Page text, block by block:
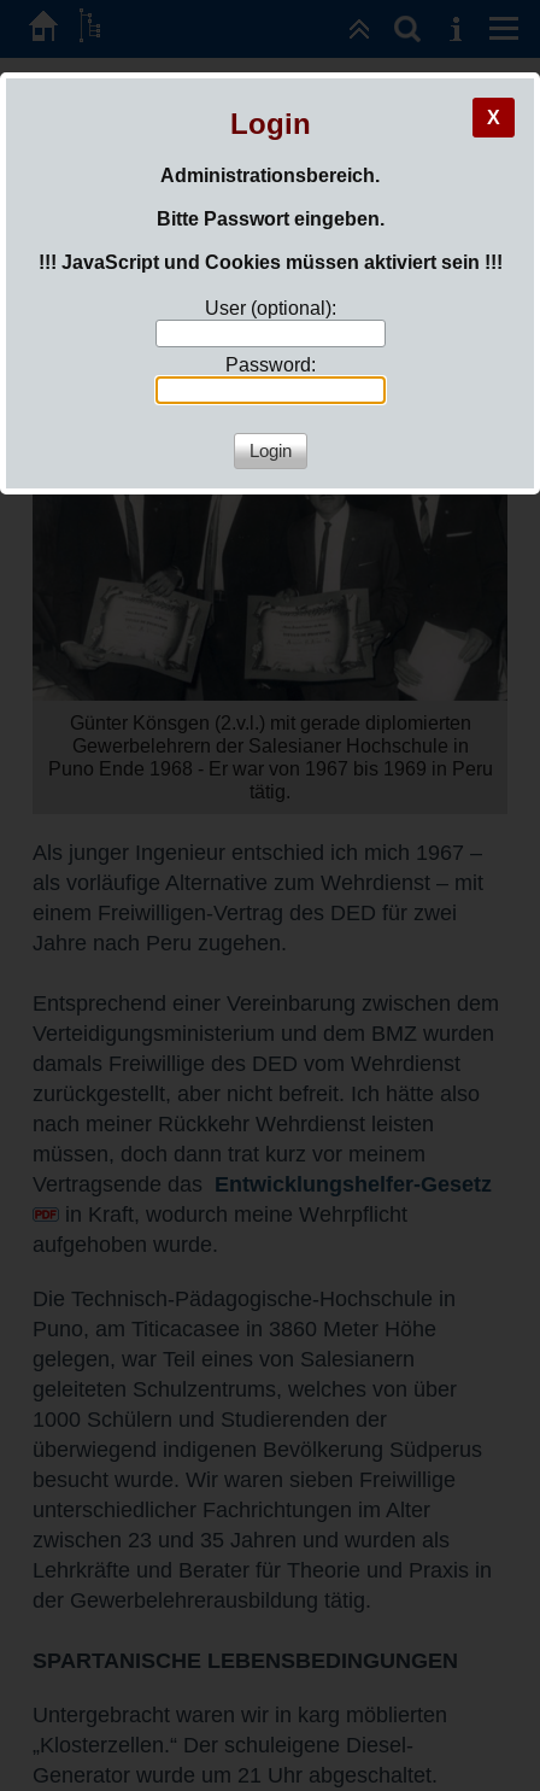
ded-freundeskreis
X
Login
Administrationsbereich.
Bitte Passwort eingeben.
!!! JavaScript und Cookies müssen aktiviert sein !!!
User (optional):
Password:
"Die entscheidende Weichenstellung meines
Günter Könsgen (2.v.l.) mit gerade diplomierten
Gewerbe­lehrern der Salesianer Hochschule in
Puno Ende 1968 - Er war von 1967 bis 1969 in Peru
tätig.
Als junger Ingenieur entschied ich mich 1967 –
als vorläufige Alternative zum Wehrdienst – mit
einem Freiwilligen-Vertrag des DED für zwei
Jahre nach Peru zugehen.
Entsprechend einer Vereinbarung zwischen dem
Verteidigungsministerium und dem BMZ wurden
damals Freiwillige des DED vom Wehrdienst
zurückgestellt, aber nicht befreit. Ich hätte also
nach meiner Rückkehr Wehrdienst leisten
müssen, doch dann trat kurz vor meinem
Vertragsende das Entwicklungshelfer-Gesetz
in Kraft, wodurch meine Wehrpflicht
aufgehoben wurde.
Die Technisch-Pädagogische-Hochschule in
Puno, am Titicacasee in 3860 Meter Höhe
gelegen, war Teil eines von Salesianern
geleiteten Schulzentrums, welches von über
1000 Schülern und Studierenden der
überwiegend indigenen Bevölkerung Südperus
besucht wurde. Wir waren sieben Freiwillige
unterschiedlicher Fachrichtungen im Alter
zwischen 23 und 35 Jahren und wurden als
Lehrkräfte und Berater für Theorie und Praxis in
der Gewerbelehrerausbildung tätig.
SPARTANISCHE LEBENSBEDINGUNGEN
Untergebracht waren wir in karg möblierten
„Klosterzellen.“ Der schuleigene Diesel-
Generator wurde um 21 Uhr abgeschaltet.